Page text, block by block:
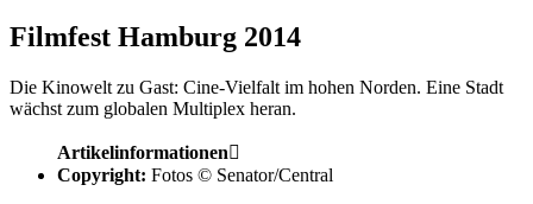
Filmfest Hamburg 2014
Die Kinowelt zu Gast: Cine-Vielfalt im hohen Norden. Eine Stadt
wächst zum globalen Multiplex heran.
Artikelinformationen
Copyright: Fotos © Senator/Central